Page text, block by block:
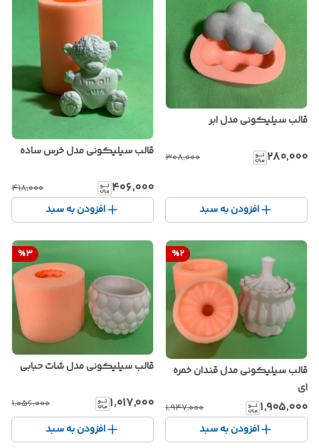
قالب سیلیکونی مدل ابر
۲۸۰٬۰۰۰ ۳۰۸٬۰۰۰
افزودن به سبد
قالب سیلیکونی مدل خرس ساده
۴۰۶٬۰۰۰ ۴۱۸٬۰۰۰
افزودن به سبد
%2
قالب سیلیکونی مدل قندان خمره
ای
۱٬۹۰۵٬۰۰۰ ۱٬۹۴۷٬۰۰۰
افزودن به سبد
%3
قالب سیلیکونی مدل شات حبابی
۱٬۰۱۷٬۰۰۰ ۱٬۰۵۶٬۰۰۰
افزودن به سبد